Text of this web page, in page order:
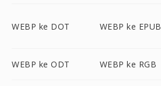
WEBP ke DOT WEBP ke EPUB
WEBP ke ODT WEBP ke RGB